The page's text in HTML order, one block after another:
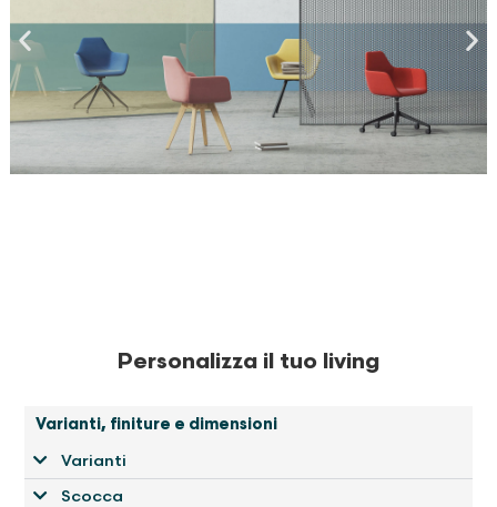
Personalizza il tuo living
Varianti, finiture e dimensioni
Varianti
Scocca